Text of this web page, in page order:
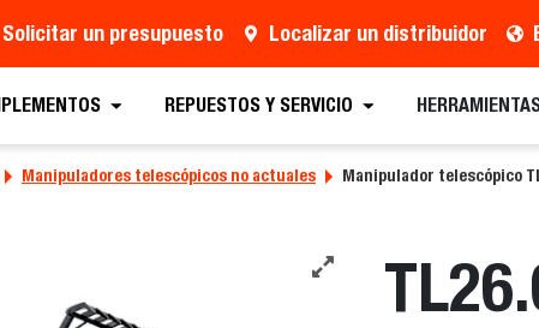
Solicitar un presupuesto Localizar un distribuidor
REPUESTOS Y SERVICIO
Manipuladores telescópicos no actuales Manipulador telescópico